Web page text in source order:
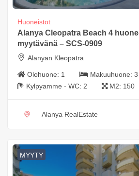
Huoneistot
Alanya Cleopatra Beach 4
myytävänä – SCS-0909
Alanyan Kleopatra
Olohuone: 1 Makuuhuone: 3
Kylpyamme - WC: 2 M2: 150
Alanya RealEstate
MYYTY